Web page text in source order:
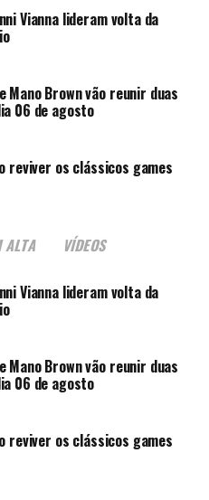
Vianna lideram volta da
Mano Brown vão reunir duas
06 de agosto
reviver os clássicos games
ALTA VÍDEOS
Vianna lideram volta da
Mano Brown vão reunir duas
06 de agosto
reviver os clássicos games